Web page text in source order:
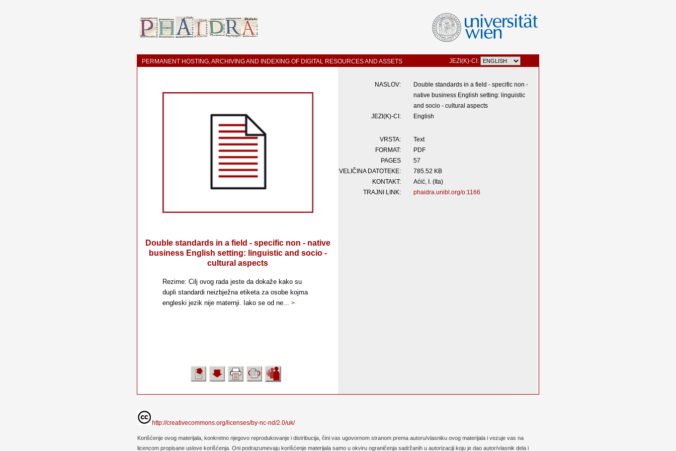
PERMANENT HOSTING, ARCHIVING AND INDEXING OF DIGITAL RESOURCES AND ASSETS JEZI(K)-CI:
Double standards in a field - specific non - native
business English setting: linguistic and socio -
cultural aspects
Rezime: Cilj ovog rada jeste da dokaže kako su
dupli standardi neizbježna etiketa za osobe kojma
engleski jezik nije maternji. Iako se od ne... >
NASLOV:
Double standards in a field - specific non -
native business English setting: linguistic
and socio - cultural aspects
JEZI(K)-CI:
English
VRSTA:
Text
FORMAT:
PDF
PAGES
57
VELIČINA DATOTEKE:
785.52 KB
KONTAKT:
Aćić, I. (Ita)
TRAJNI LINK:
phaidra.unibl.org/o:1166
http://creativecommons.org/licenses/by-nc-nd/2.0/uk/
Korišćenje ovog materijala, konkretno njegovo reprodukovanje i distribucija, čini vas ugovornom stranom prema autoru/vlasniku ovog materijala i vezuje vas na
licencom propisane uslove korišćenja. Oni podrazumevaju korišćenje materijala samo u okviru ograničenja sadržanih u autorizaciji koju je dao autor/vlasnik dela i